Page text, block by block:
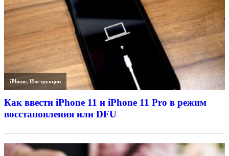
iPhone,Инструкции
Как ввести iPhone 11 и iPhone 11 Pro в режим
восстановления или DFU